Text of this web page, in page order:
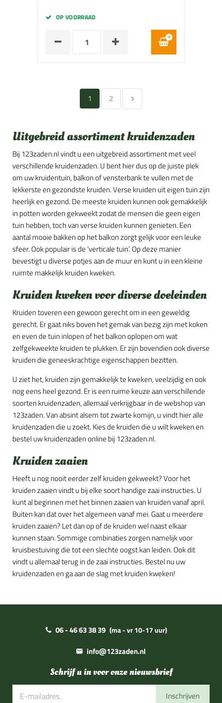
OP VOORRAAD
1 2
Uitgebreid assortiment kruidenzaden
Bij 123zaden.nl vindt u een uitgebreid assortiment met veel
verschillende kruidenzaden. U bent hier dus op de juiste plek
om uw kruidentuin, balkon of vensterbank te vullen met de
lekkerste en gezondste kruiden. Verse kruiden uit eigen tuin zijn
heerlijk en gezond. De meeste kruiden kunnen ook gemakkelijk
in potten worden gekweekt zodat de mensen die geen eigen
tuin hebben, toch van verse kruiden kunnen genieten. Een
aantal mooie bakken op het balkon zorgt gelijk voor een leuke
sfeer. Ook populair is de ‘verticale tuin’. Op deze manier
bevestigt u diverse potjes aan de muur en kunt u in een kleine
ruimte makkelijk kruiden kweken.
Kruiden kweken voor diverse doeleinden
Kruiden toveren een gewoon gerecht om in een geweldig
gerecht. Er gaat niks boven het gemak van bezig zijn met koken
en even de tuin inlopen of het balkon oplopen om wat
zelfgekweekte kruiden te plukken. Er zijn bovendien ook diverse
kruiden die geneeskrachtige eigenschappen bezitten.
U ziet het, kruiden zijn gemakkelijk te kweken, veelzijdig en ook
nog eens heel gezond. Er is een ruime keuze aan verschillende
soorten kruidenzaden, allemaal verkrijgbaar in de webshop van
123zaden. Van absint alsem tot zwarte komijn, u vindt hier alle
kruidenzaden die u zoekt. Kies de kruiden die u wilt kweken en
bestel uw kruidenzaden online bij 123zaden.nl.
Kruiden zaaien
Heeft u nog nooit eerder zelf kruiden gekweekt? Voor het
kruiden zaaien vindt u bij elke soort handige zaai instructies. U
kunt al beginnen met het binnen zaaien van kruiden vanaf april.
Buiten kan dat over het algemeen vanaf mei. Gaat u meerdere
kruiden zaaien? Let dan op of de kruiden wel naast elkaar
kunnen staan. Sommige combinaties zorgen namelijk voor
kruisbestuiving die tot een slechte oogst kan leiden. Ook dit
vindt u allemaal terug in de zaai instructies. Bestel nu uw
kruidenzaden en ga aan de slag met kruiden kweken!
06 - 46 63 38 39 (ma - vr 10-17 uur)
info@123zaden.nl
Schrijf u in voor onze nieuwsbrief
Inschrijven